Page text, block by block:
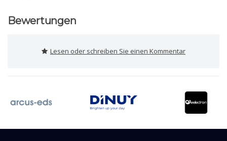
Bewertungen
Lesen oder schreiben Sie einen Kommentar